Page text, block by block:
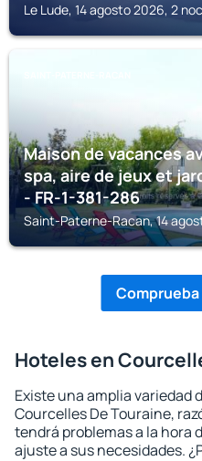
Le Lude, 14 agosto 2026, 2
Maison de vacances
spa, aire de jeux et
- FR-1-381-286
Saint-Paterne-Racan, 14
Hoteles en
Existe una amplia variedad
Courcelles De Touraine,
tendrá problemas a la hora
ajuste a sus necesidades.